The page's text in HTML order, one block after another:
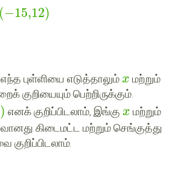
(−15,12)
புள்ளியை எடுத்தாலும்x மற்றும்
குறியையும் பெற்றிருக்கும்.
) எனக் குறிப்பிடலாம், இங்குx மற்றும்
கிடைமட்ட மற்றும் செங்குத்து